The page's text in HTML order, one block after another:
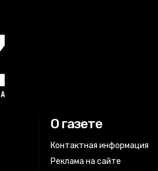
О газете
Контактная информация
Реклама на сайте